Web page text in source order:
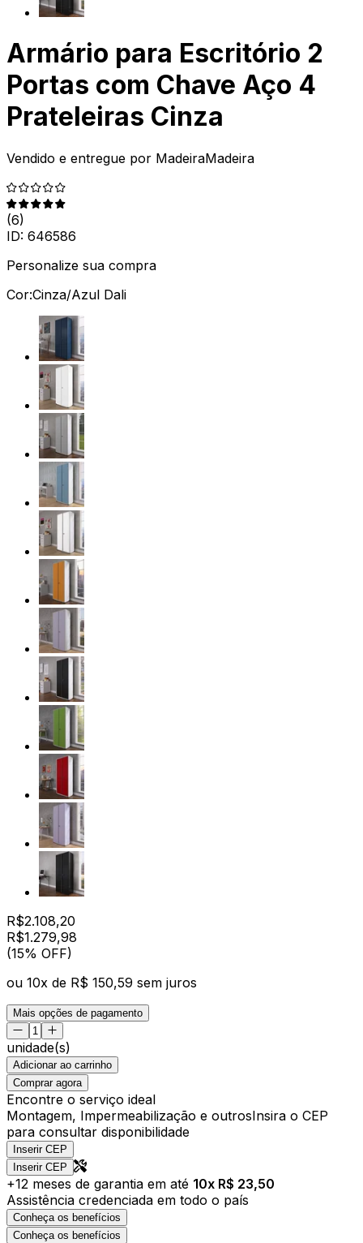
Armário para Escritório 2
Portas com Chave Aço 4
Prateleiras Cinza
Vendido e entregue por MadeiraMadeira
(6)
ID: 646586
Personalize sua compra
Cor:Cinza/Azul Dali
R$2.108,20
R$1.279,98
(15% OFF)
ou 10x de R$ 150,59 sem juros
Mais opções de pagamento
unidade(s)
Adicionar ao carrinho
Comprar agora
Encontre o serviço ideal
Montagem, Impermeabilização e outrosInsira o CEP
para consultar disponibilidade
Inserir CEP
Inserir CEP
+12 meses de garantia em até 10x R$ 23,50
Assistência credenciada em todo o país
Conheça os benefícios
Conheça os benefícios